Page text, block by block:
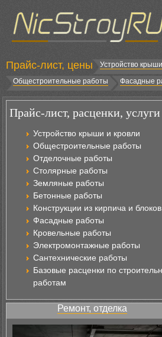
Прайс-лист, цены Устройство
Общестроительные работы
Фасадные
Прайс-лист, расценки, услуги
Устройство крыши и кровли
Общестроительные работы
Отделочные работы
Столярные работы
Земляные работы
Бетонные работы
Конструкции из кирпича и блоков
Фасадные работы
Кровельные работы
Электромонтажные работы
Сантехнические работы
Базовые расценки по
работам
Ремонт, отделка